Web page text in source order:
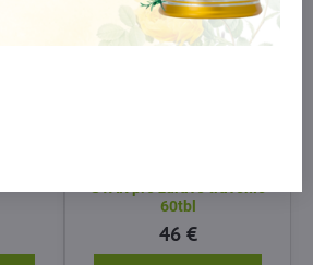
STAR pre zdravé trávenie
60tbl
46 €